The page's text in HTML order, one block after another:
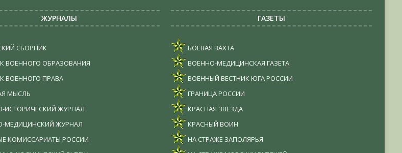
ЖУРНАЛЫ
СБОРНИК
ВОЕННОГО ОБРАЗОВАНИЯ
ВОЕННОГО ПРАВА
МЫСЛЬ
ИСТОРИЧЕСКИЙ ЖУРНАЛ
МЕДИЦИНСКИЙ ЖУРНАЛ
КОМИССАРИАТЫ РОССИИ
ГАЗЕТЫ
БОЕВАЯ ВАХТА
ВОЕННО-МЕДИЦИНСКАЯ ГАЗЕТА
ВОЕННЫЙ ВЕСТНИК ЮГА РОССИИ
ГРАНИЦА РОССИИ
КРАСНАЯ ЗВЕЗДА
КРАСНЫЙ ВОИН
НА СТРАЖЕ ЗАПОЛЯРЬЯ